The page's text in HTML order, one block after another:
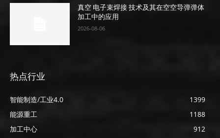
真空 电子束焊接 技术及其在空空导弹弹体
加工中的应用
2026-08-06
热点行业
智能制造/工业4.0
1399
能源重工
1188
加工中心
912